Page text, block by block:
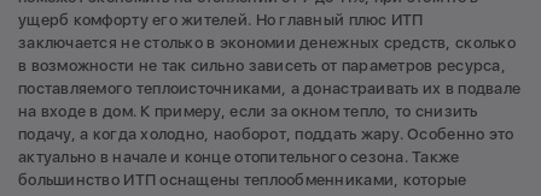
ущерб комфорту его жителей. Но главный плюс ИТП
заключается не столько в экономии денежных средств, сколько
в возможности не так сильно зависеть от параметров ресурса,
поставляемого теплоисточниками, а донастраивать их в подвале
на входе в дом. К примеру, если за окном тепло, то снизить
подачу, а когда холодно, наоборот, поддать жару. Особенно это
актуально в начале и конце отопительного сезона. Также
большинство ИТП оснащены теплообменниками, которые